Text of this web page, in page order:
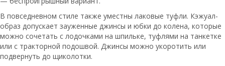
В повседневном стиле также уместны лаковые туфли. Кэжуал-
образ допускает зауженные джинсы и юбки до колена, которые
можно сочетать с лодочками на шпильке, туфлями на танкетке
или с тракторной подошвой. Джинсы можно укоротить или
подвернуть до щиколотки.